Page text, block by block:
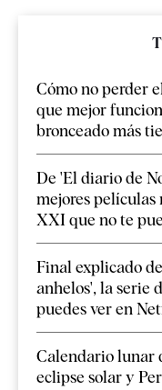
Cómo no perder
que mejor
bronceado más
De 'El diario de
mejores películas
XXI que no te
Final explicado
anhelos', la serie
puedes ver en
Calendario lunar
eclipse solar y